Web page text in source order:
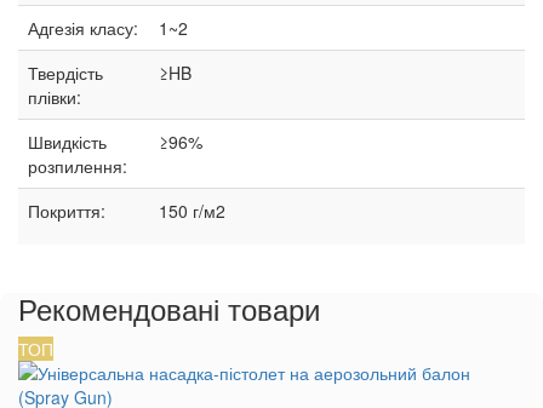
Адгезія класу:
1~2
Твердість
плівки:
≥HB
Швидкість
розпилення:
≥96%
Покриття: 150 г/м2
Рекомендовані товари
ТОП